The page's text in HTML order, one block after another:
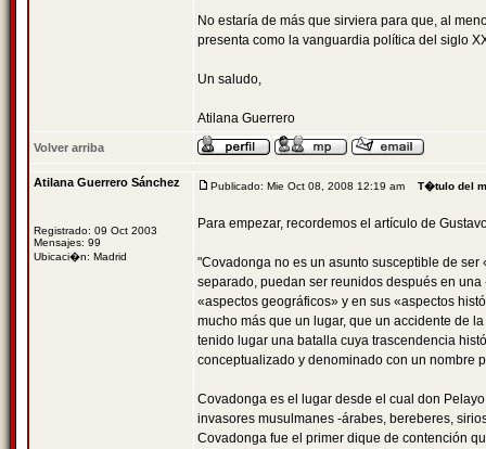
No estaría de más que sirviera para que, al
presenta como la vanguardia política del siglo
Un saludo,
Atilana Guerrero
Volver arriba
Atilana Guerrero Sánchez
Registrado: 09 Oct 2003
Mensajes: 99
Ubicaci�n: Madrid
Publicado: Mie Oct 08, 2008 12:19 am T�tulo del
Para empezar, recordemos el artículo de
"Covadonga no es un asunto susceptible de
separado, puedan ser reunidos después en
«aspectos geográficos» y en sus «aspectos
mucho más que un lugar, que un accidente de
tenido lugar una batalla cuya trascendencia
conceptualizado y denominado con un nombre
Covadonga es el lugar desde el cual don
invasores musulmanes -árabes, bereberes,
Covadonga fue el primer dique de contención